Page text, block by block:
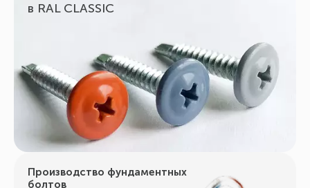
в RAL CLASSIC
Производство фундаментных
болтов